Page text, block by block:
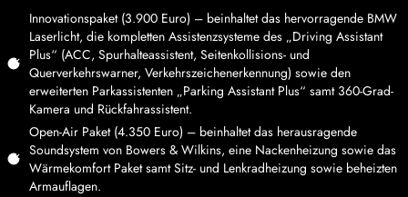
Innovationspaket (3.900 Euro) – beinhaltet das hervorragende BMW
Laserlicht, die kompletten Assistenzsysteme des „Driving Assistant
Plus“ (ACC, Spurhalteassistent, Seitenkollisions- und
Querverkehrswarner, Verkehrszeichenerkennung) sowie den
erweiterten Parkassistenten „Parking Assistant Plus“ samt 360-Grad-
Kamera und Rückfahrassistent.
Open-Air Paket (4.350 Euro) – beinhaltet das herausragende
Soundsystem von Bowers & Wilkins, eine Nackenheizung sowie das
Wärmekomfort Paket samt Sitz- und Lenkradheizung sowie beheizten
Armauflagen.